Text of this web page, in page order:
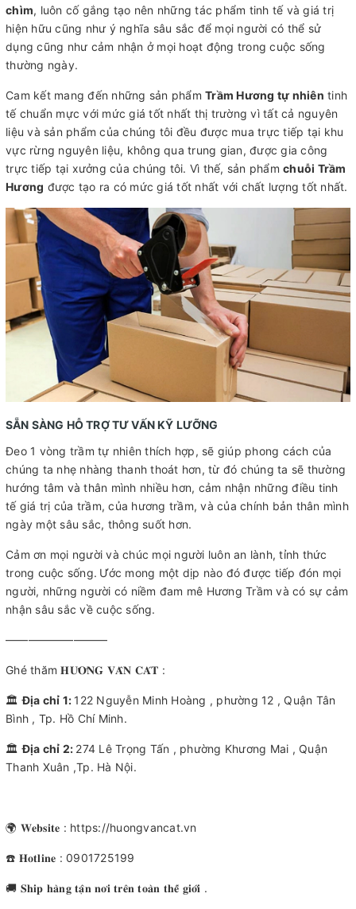
chìm, luôn cố gắng tạo nên những tác phẩm tinh tế và giá trị
hiện hữu cũng như ý nghĩa sâu sắc để mọi người có thể sử
dụng cũng như cảm nhận ở mọi hoạt động trong cuộc sống
thường ngày.
Cam kết mang đến những sản phẩm Trầm Hương tự nhiên tinh
tế chuẩn mực với mức giá tốt nhất thị trường vì tất cả nguyên
liệu và sản phẩm của chúng tôi đều được mua trực tiếp tại khu
vực rừng nguyên liệu, không qua trung gian, được gia công
trực tiếp tại xưởng của chúng tôi. Vì thế, sản phẩm chuỗi Trầm
Hương được tạo ra có mức giá tốt nhất với chất lượng tốt nhất.
SẴN SÀNG HỖ TRỢ TƯ VẤN KỸ LƯỠNG
Đeo 1 vòng trầm tự nhiên thích hợp, sẽ giúp phong cách của
chúng ta nhẹ nhàng thanh thoát hơn, từ đó chúng ta sẽ thường
hướng tâm và thân mình nhiều hơn, cảm nhận những điều tinh
tế giá trị của trầm, của hương trầm, và của chính bản thân mình
ngày một sâu sắc, thông suốt hơn.
Cảm ơn mọi người và chúc mọi người luôn an lành, tỉnh thức
trong cuộc sống. Ước mong một dịp nào đó được tiếp đón mọi
người, những người có niềm đam mê Hương Trầm và có sự cảm
nhận sâu sắc về cuộc sống.
—————————
Ghé thăm 𝐇𝐔̛𝐎̛𝐍𝐆 𝐕𝐀̂𝐍 𝐂𝐀́𝐓 :
🏛Địa chỉ 1: 122 Nguyễn Minh Hoàng , phường 12 , Quận Tân
Bình , Tp. Hồ Chí Minh.
🏛Địa chỉ 2: 274 Lê Trọng Tấn , phường Khương Mai , Quận
Thanh Xuân ,Tp. Hà Nội.
🌍 𝐖𝐞𝐛𝐬𝐢𝐭𝐞 : https://huongvancat.vn
☎️ 𝐇𝐨𝐭𝐥𝐢𝐧𝐞 : 0901725199
🚚 𝐒𝐡𝐢𝐩 𝐡𝐚̀𝐧𝐠 𝐭𝐚̣̂𝐧 𝐧𝐨̛𝐢 𝐭𝐫𝐞̂𝐧 𝐭𝐨𝐚̀𝐧 𝐭𝐡𝐞̂́ 𝐠𝐢𝐨̛́𝐢 .